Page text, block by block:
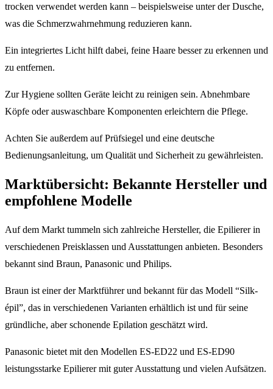
trocken verwendet werden kann – beispielsweise unter der Dusche,
was die Schmerzwahrnehmung reduzieren kann.
Ein integriertes Licht hilft dabei, feine Haare besser zu erkennen und
zu entfernen.
Zur Hygiene sollten Geräte leicht zu reinigen sein. Abnehmbare
Köpfe oder auswaschbare Komponenten erleichtern die Pflege.
Achten Sie außerdem auf Prüfsiegel und eine deutsche
Bedienungsanleitung, um Qualität und Sicherheit zu gewährleisten.
Marktübersicht: Bekannte Hersteller und
empfohlene Modelle
Auf dem Markt tummeln sich zahlreiche Hersteller, die Epilierer in
verschiedenen Preisklassen und Ausstattungen anbieten. Besonders
bekannt sind Braun, Panasonic und Philips.
Braun ist einer der Marktführer und bekannt für das Modell “Silk-
épil”, das in verschiedenen Varianten erhältlich ist und für seine
gründliche, aber schonende Epilation geschätzt wird.
Panasonic bietet mit den Modellen ES-ED22 und ES-ED90
leistungsstarke Epilierer mit guter Ausstattung und vielen Aufsätzen.